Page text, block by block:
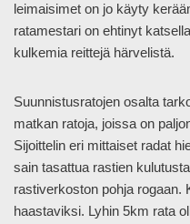
leimaisimet on jo käyty
ratamestari on ehtinyt
kulkemia reittejä härvelistä.
Suunnistusratojen osalta
matkan ratoja, joissa on
Sijoittelin eri mittaiset radat
sain tasattua rastien
rastiverkoston pohja rogaan.
haastaviksi. Lyhin 5km rata